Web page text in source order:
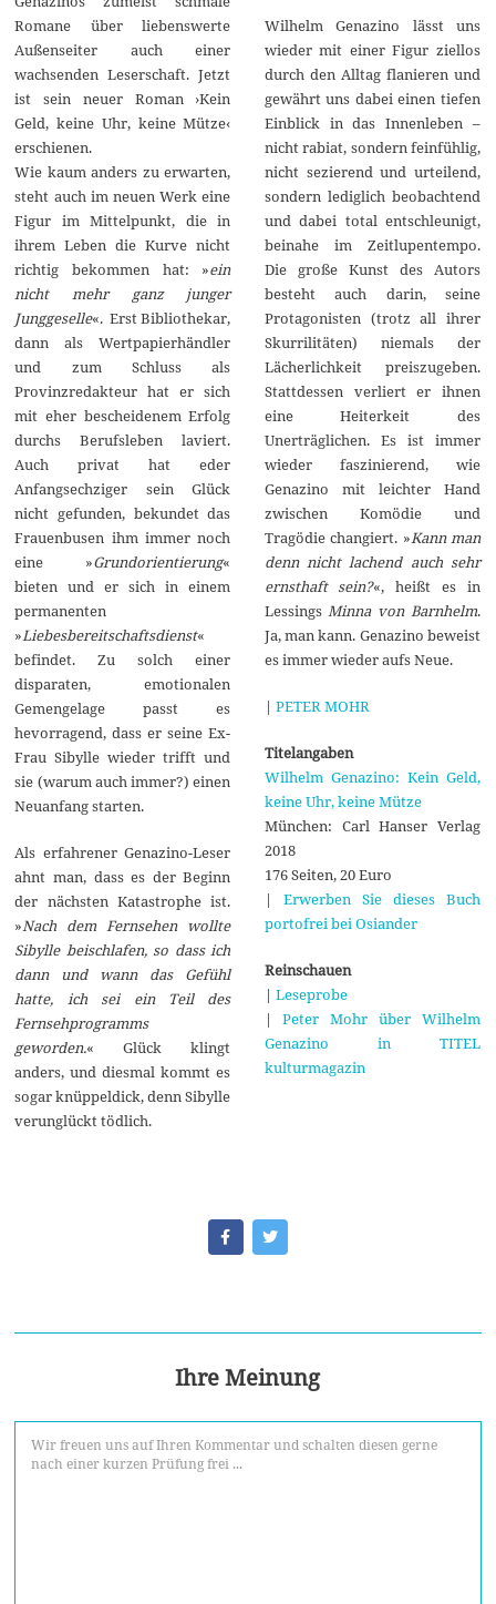
Romane über liebenswerte
Außenseiter auch einer
wachsenden Leserschaft. Jetzt
ist sein neuer Roman ›Kein
Geld, keine Uhr, keine Mütze‹
erschienen.
Wie kaum anders zu erwarten,
steht auch im neuen Werk eine
Figur im Mittelpunkt, die in
ihrem Leben die Kurve nicht
richtig bekommen hat: »ein
nicht mehr ganz junger
Junggeselle«. Erst Bibliothekar,
dann als Wertpapierhändler
und zum Schluss als
Provinzredakteur hat er sich
mit eher bescheidenem Erfolg
durchs Berufsleben laviert.
Auch privat hat eder
Anfangsechziger sein Glück
nicht gefunden, bekundet das
Frauenbusen ihm immer noch
eine »Grundorientierung«
bieten und er sich in einem
permanenten
»Liebesbereitschaftsdienst«
befindet. Zu solch einer
disparaten, emotionalen
Gemengelage passt es
hevorragend, dass er seine Ex-
Frau Sibylle wieder trifft und
sie (warum auch immer?) einen
Neuanfang starten.
Als erfahrener Genazino-Leser
ahnt man, dass es der Beginn
der nächsten Katastrophe ist.
»Nach dem Fernsehen wollte
Sibylle beischlafen, so dass ich
dann und wann das Gefühl
hatte, ich sei ein Teil des
Fernsehprogramms
geworden.« Glück klingt
anders, und diesmal kommt es
sogar knüppeldick, denn Sibylle
verunglückt tödlich.
Wilhelm Genazino lässt uns
wieder mit einer Figur ziellos
durch den Alltag flanieren und
gewährt uns dabei einen tiefen
Einblick in das Innenleben –
nicht rabiat, sondern feinfühlig,
nicht sezierend und urteilend,
sondern lediglich beobachtend
und dabei total entschleunigt,
beinahe im Zeitlupentempo.
Die große Kunst des Autors
besteht auch darin, seine
Protagonisten (trotz all ihrer
Skurrilitäten) niemals der
Lächerlichkeit preiszugeben.
Stattdessen verliert er ihnen
eine Heiterkeit des
Unerträglichen. Es ist immer
wieder faszinierend, wie
Genazino mit leichter Hand
zwischen Komödie und
Tragödie changiert. »Kann man
denn nicht lachend auch sehr
ernsthaft sein?«, heißt es in
Lessings Minna von Barnhelm.
Ja, man kann. Genazino beweist
es immer wieder aufs Neue.
| PETER MOHR
Titelangaben
Wilhelm Genazino: Kein Geld,
keine Uhr, keine Mütze
München: Carl Hanser Verlag
2018
176 Seiten, 20 Euro
| Erwerben Sie dieses Buch
portofrei bei Osiander
Reinschauen
| Leseprobe
| Peter Mohr über Wilhelm
Genazino in TITEL
kulturmagazin
Ihre Meinung